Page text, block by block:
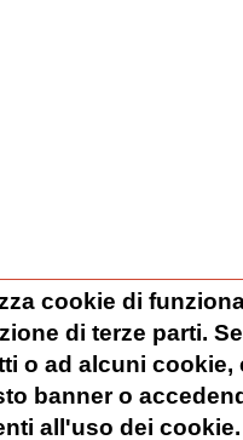
cookie di
di terze parti.
o ad alcuni
banner o
all'uso dei cookie.